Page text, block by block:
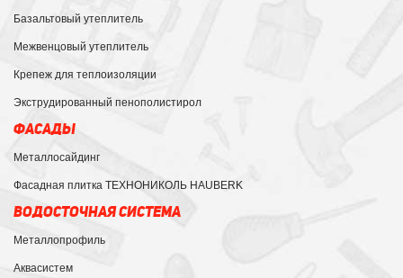
Базальтовый утеплитель
Межвенцовый утеплитель
Крепеж для теплоизоляции
Экструдированный пенополистирол
ФАСАДЫ
Металлосайдинг
Фасадная плитка ТЕХНОНИКОЛЬ HAUBERK
ВОДОСТОЧНАЯ СИСТЕМА
Металлопрофиль
Аквасистем